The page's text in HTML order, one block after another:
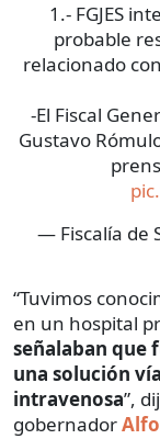
1.- FGJES
probable
relacionado
-El Fiscal
Gustavo
— Fiscalía de
“Tuvimos
en un hospital
señalaban que
una solución
intravenosa”,
gobernador